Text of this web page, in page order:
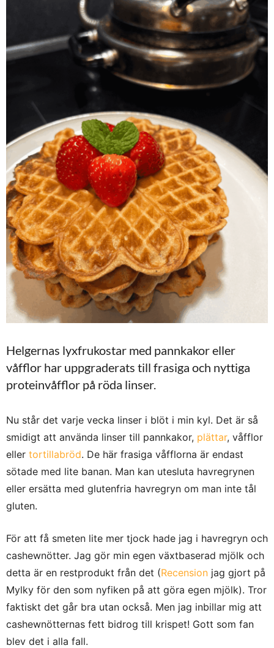
Helgernas lyxfrukostar med pannkakor eller
våfflor har uppgraderats till frasiga och nyttiga
proteinvåfflor på röda linser.
Nu står det varje vecka linser i blöt i min kyl. Det är så
smidigt att använda linser till pannkakor, plättar, våfflor
eller tortillabröd. De här frasiga våfflorna är endast
sötade med lite banan. Man kan utesluta havregrynen
eller ersätta med glutenfria havregryn om man inte tål
gluten.
För att få smeten lite mer tjock hade jag i havregryn och
cashewnötter. Jag gör min egen växtbaserad mjölk och
detta är en restprodukt från det (Recension jag gjort på
Mylky för den som nyfiken på att göra egen mjölk). Tror
faktiskt det går bra utan också. Men jag inbillar mig att
cashewnötternas fett bidrog till krispet! Gott som fan
blev det i alla fall.